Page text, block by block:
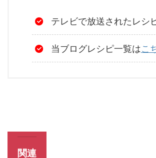
テレビで放送されたレシ
当ブログレシピ一覧はこ
関連